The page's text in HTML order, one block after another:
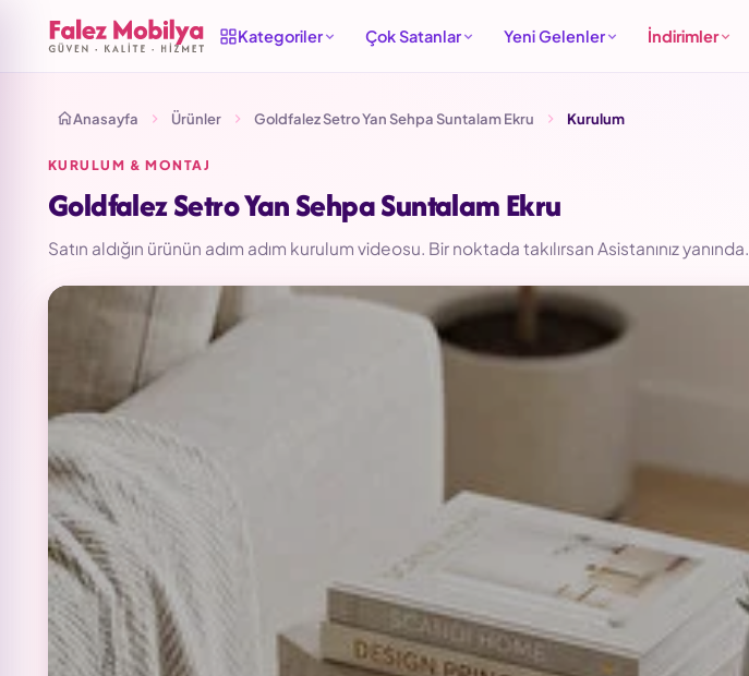
Kategoriler Çok Satanlar Yeni Gelenler İndirimler
Anasayfa Ürünler Goldfalez Setro Yan Sehpa Suntalam Ekru Kurulum
KURULUM & MONTAJ
Goldfalez Setro Yan Sehpa Suntalam Ekru
Satın aldığın ürünün adım adım kurulum videosu. Bir noktada takılırsan Asistanınız yanında.